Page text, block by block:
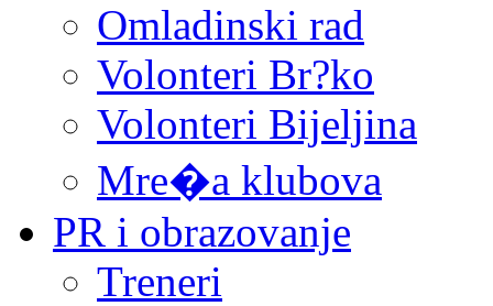
Omladinski rad
Volonteri Br?ko
Volonteri Bijeljina
Mre�a klubova
PR i obrazovanje
Treneri